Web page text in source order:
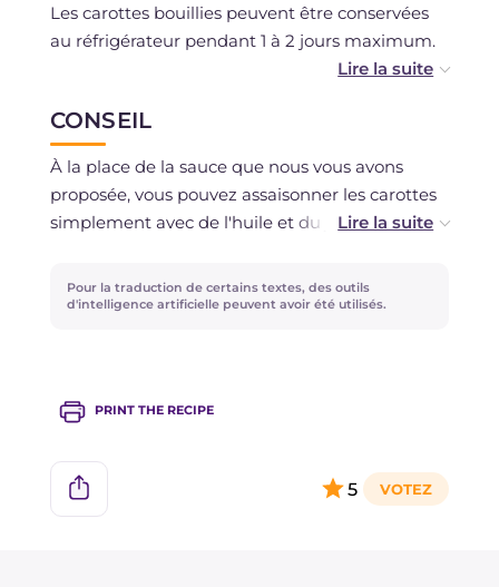
Les carottes bouillies peuvent être conservées
au réfrigérateur pendant 1 à 2 jours maximum.
sans la sauce.
CONSEIL
À la place de la sauce que nous vous avons
proposée, vous pouvez assaisonner les carottes
simplement avec de l'huile et du jus de citron,
À la place de l'huile de sésame, vous pouvez
Pour la traduction de certains textes, des outils
d'intelligence artificielle peuvent avoir été utilisés.
PRINT THE RECIPE
5